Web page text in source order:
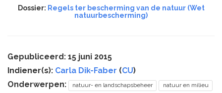
Dossier: Regels ter bescherming van de natuur (Wet
natuurbescherming)
Gepubliceerd: 15 juni 2015
Indiener(s): Carla Dik-Faber (CU)
Onderwerpen:
natuur- en landschapsbeheer natuur en milieu